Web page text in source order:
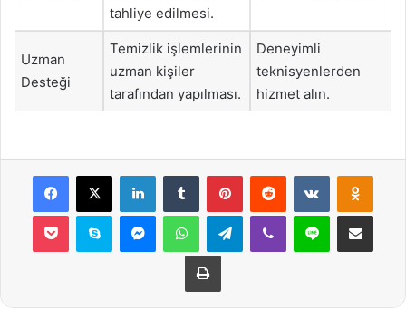
tahliye edilmesi.
Uzman
Desteği
Temizlik işlemlerinin
uzman kişiler
tarafından yapılması.
Deneyimli
teknisyenlerden
hizmet alın.
Facebook
X LinkedInTumblr PinterestReddit VKontakte
Pocket Skype MessengerWhatsAppTelegramViber Line E-Posta ile
Yazdır